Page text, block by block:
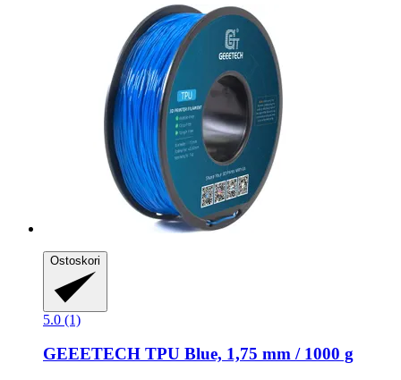
Ostoskori
5.0 (1)
GEEETECH TPU Blue, 1,75 mm / 1000 g